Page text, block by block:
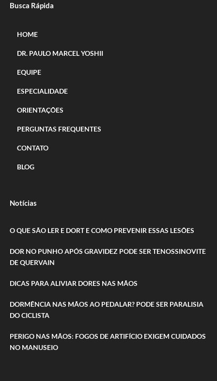
Busca Rápida
HOME
DR. PAULO MARCEL YOSHII
EQUIPE
ESPECIALIDADE
ORIENTAÇÕES
PERGUNTAS FREQUENTES
CONTATO
BLOG
Notícias
O QUE SÃO LER E DORT E COMO PREVENIR ESSAS LESÕES
DOR NO PUNHO APÓS GRAVIDEZ PODE SER TENOSSINOVITE
DE QUERVAIN
DICAS PARA ALIVIAR DORES NAS MÃOS
DORMÊNCIA NAS MÃOS AO PEDALAR? PODE SER PARALISIA
DO CICLISTA
PERIGO NAS MÃOS: FOGOS DE ARTIFÍCIO EXIGEM CUIDADOS
NO MANUSEIO